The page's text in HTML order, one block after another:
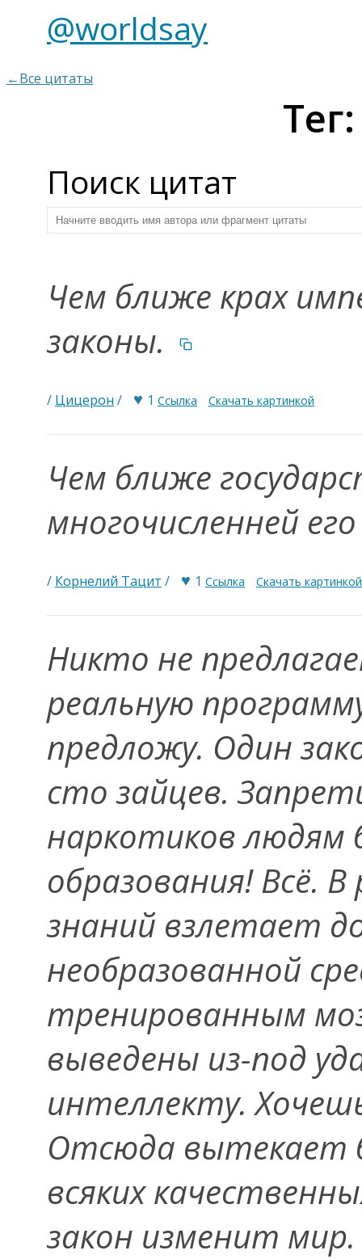
@worldsay
←Все цитаты
Поиск цитат
Чем ближе крах
законы.
/ Цицерон / ♥ 1 Ссылка Скачать картинкой
Чем ближе
многочисленней
/ Корнелий Тацит / ♥ 1 Ссылка Скачать картинкой
Никто не
реальную
предложу. Один
сто зайцев.
наркотиков людям
образования! Всё.
знаний взлетает
необразованной
тренированным
выведены из-под
интеллекту.
Отсюда вытекает
всяких
закон изменит